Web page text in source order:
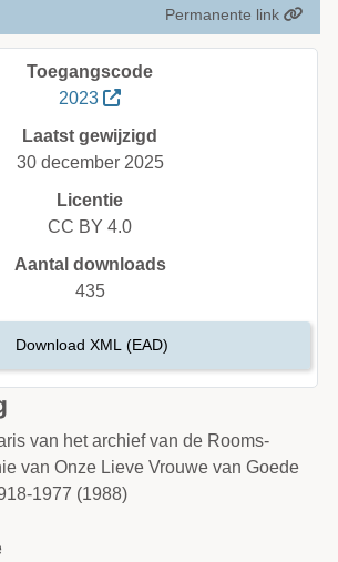
Permanente link
van het archief van de Rooms-
van Onze Lieve Vrouwe van Goede
1977 (1988)
Toegangscode
2023
Laatst gewijzigd
30 december 2025
Licentie
CC BY 4.0
Aantal downloads
435
Download XML (EAD)